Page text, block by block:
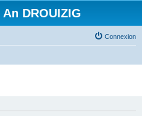
DROUIZIG
Connexion